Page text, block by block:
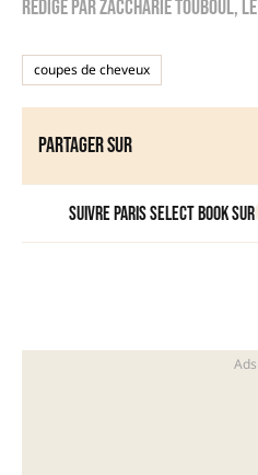
Rédigé parzaccharie touboul, le
coupes de cheveux
Partager sur
Suivre Paris Select Book sur